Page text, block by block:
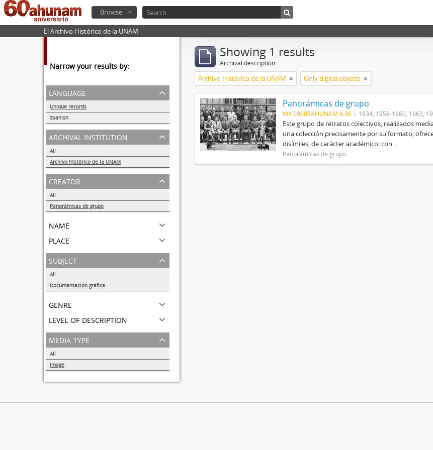
Browse
El Archivo Histórico de la UNAM
Narrow your results by:
language
Unique records
Spanish
1
archival institution
All
Archivo Histórico de la UNAM
1
creator
All
Panorámicas de grupo
name
place
subject
All
Documentación gráfica
genre
level of description
media type
All
Image
Showing 1 results
Archival description
Archivo Histórico de la UNAM Only digital objects
Panorámicas de grupo
MX 09003AHUNAM 4.36 1934, 1958-1960, 1963,
Este grupo de retratos colectivos, realizados
una colección precisamente por su formato;
disímiles, de carácter académico: con...
Panorámicas de grupo